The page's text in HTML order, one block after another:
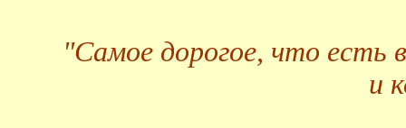
"Самое дорогое, что есть
и